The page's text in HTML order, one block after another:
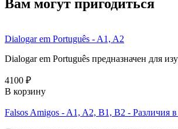
Вам могут пригодиться
Dialogar em Português - A1, A2
Dialogar em Português предназначен для
4100 ₽
В корзину
Falsos Amigos - A1, A2, B1, B2 - Различия